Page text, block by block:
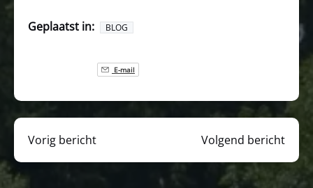
Geplaatst in: BLOG
E-mail
Vorig bericht Volgend bericht